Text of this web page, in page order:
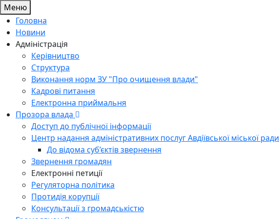
Меню
Головна
Новини
Адміністрація
Керівництво
Структура
Виконання норм ЗУ "Про очищення влади"
Кадрові питання
Електронна приймальня
Прозора влада
Доступ до публічної інформації
Центр надання адміністративних послуг Авдіївської міської ради
До відома суб’єктів звернення
Звернення громадян
Електронні петиції
Регуляторна політика
Протидія корупції
Консультації з громадськістю